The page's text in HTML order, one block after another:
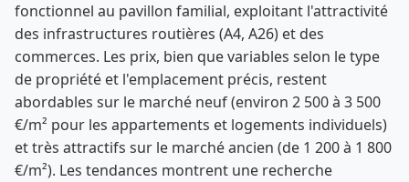
fonctionnel au pavillon familial, exploitant l'attractivité
des infrastructures routières (A4, A26) et des
commerces. Les prix, bien que variables selon le type
de propriété et l'emplacement précis, restent
abordables sur le marché neuf (environ 2 500 à 3 500
€/m² pour les appartements et logements individuels)
et très attractifs sur le marché ancien (de 1 200 à 1 800
€/m²). Les tendances montrent une recherche